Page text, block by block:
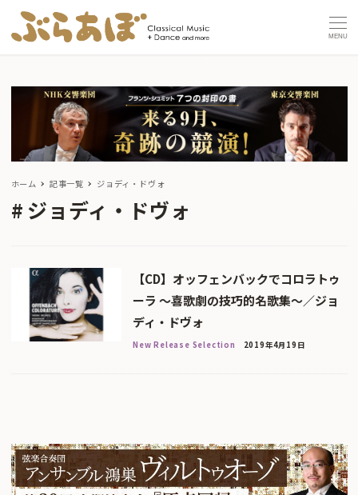
MENU
ホーム 記事一覧 ジョディ・ドヴォ
ジョディ・ドヴォ
【CD】オッフェンバックでコロラトゥ
ーラ 〜喜歌劇の技巧的名歌集〜／ジョ
ディ・ドヴォ
New Release Selection 2019年4月19日